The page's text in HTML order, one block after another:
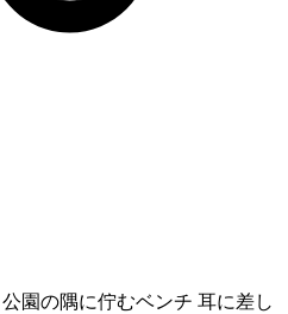
園の隅に佇むベンチ 耳に差し